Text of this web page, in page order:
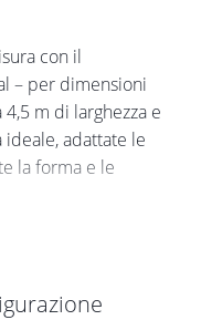
con il
– per dimensioni
m di larghezza e
ideale, adattate le
la forma e le